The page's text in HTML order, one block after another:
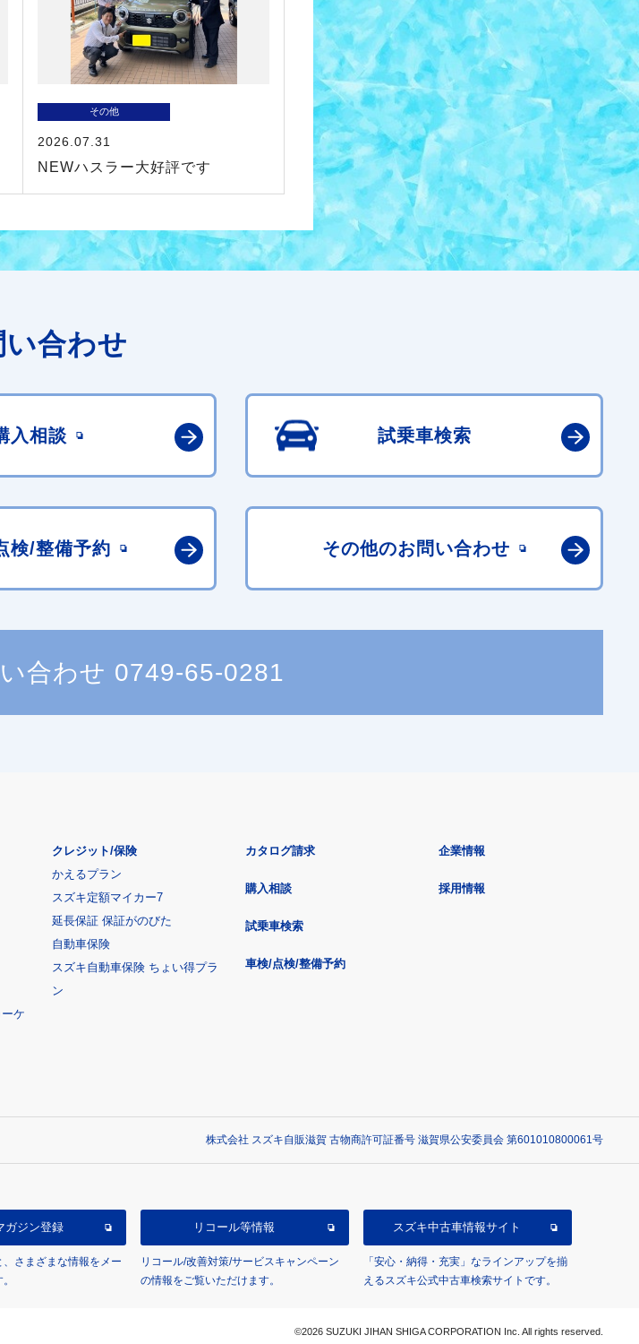
その他
2026.07.31
NEWハスラー大好評です
い合わせ
入相談 試乗車検索
検/整備予約 その他のお問い合わせ
合わせ 0749-65-0281
ケ
クレジット/保険
かえるプラン
スズキ定額マイカー7
延長保証 保証がのびた
自動車保険
スズキ自動車保険 ちょい得プラ
ン
カタログ請求
購入相談
試乗車検索
車検/点検/整備予約
企業情報
採用情報
株式会社 スズキ自販滋賀 古物商許可証番号 滋賀県公安委員会 第601010800061号
ガジン登録
さまざまな情報をメー
リコール等情報
リコール/改善対策/サービスキャンペーン
の情報をご覧いただけます。
スズキ中古車情報サイト
「安心・納得・充実」なラインアップを揃
えるスズキ公式中古車検索サイトです。
©2026 SUZUKI JIHAN SHIGA CORPORATION Inc. All rights reserved.